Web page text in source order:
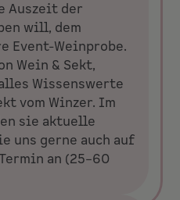
Auszeit der
will, dem
Event-Weinprobe.
Wein & Sekt,
Wissenswerte
vom Winzer. Im
sie aktuelle
uns gerne auch auf
an (25–60